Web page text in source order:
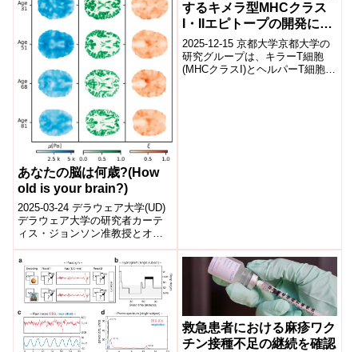
あなたの脳は何歳?(How
old is your brain?)
2025-03-24 デラウェア大学(UD)​
デラウェア大学の研究者カーテ
ィス・ジョンソン准教授とオー
スティン・ブロックマイヤー助
教授は、磁気共鳴エラストグラ
フ...
するキメラ型MHCクラス
I・IIエピトープの開発に成
功～がん抗原の本質を明ら
かにした画期的な発見～
2025-12-15 京都大学京都大学の
研究グループは、キラーT細胞
(MHCクラスI)とヘルパーT細胞
救急患者における麻疹ワク
チン接種不足の継続を確認